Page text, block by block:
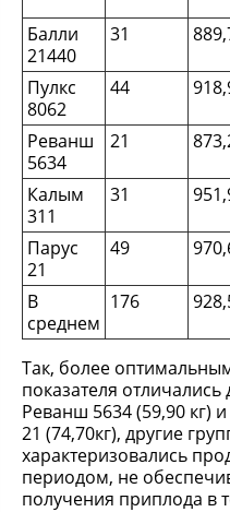
Балли
21440
31
Пулкс
8062
44
Реванш
5634
21
Калым
311
31
Парус
21
49
В
среднем
176
Так, более
показателя
Реванш 5634 (59,90 кг)
21 (74,70кг), другие
характеризовались
периодом, не
получения приплода в